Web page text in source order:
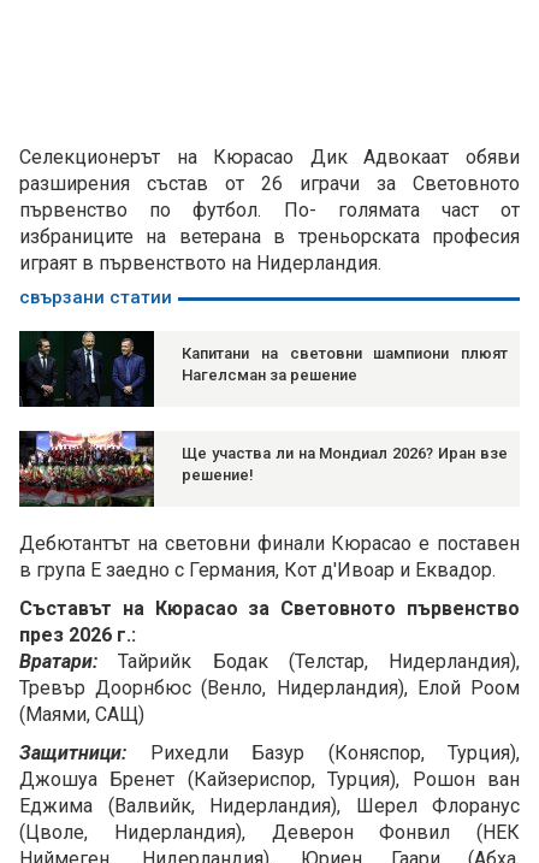
Селекционерът на Кюрасао Дик Адвокаат обяви
разширения състав от 26 играчи за Световното
първенство по футбол. По- голямата част от
избраниците на ветерана в треньорската професия
играят в първенството на Нидерландия.
свързани статии
Капитани на световни шампиони плюят
Нагелсман за решение
Ще участва ли на Мондиал 2026? Иран взе
решение!
Дебютантът на световни финали Кюрасао е поставен
в група Е заедно с Германия, Кот д'Ивоар и Еквадор.
Съставът на Кюрасао за Световното първенство
през 2026 г.:
Вратари:Тайрийк Бодак (Телстар, Нидерландия),
Тревър Доорнбюс (Венло, Нидерландия), Елой Роом
(Маями, САЩ)
Защитници:
Рихедли Базур (Коняспор, Турция),
Джошуа Бренет (Кайзериспор, Турция), Рошон ван
Еджима (Валвийк, Нидерландия), Шерел Флоранус
(Цволе, Нидерландия), Деверон Фонвил (НЕК